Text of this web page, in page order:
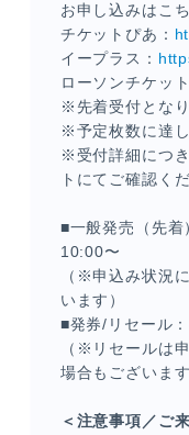
お申し込みはこ
チケットぴあ：
イープラス：
ローソンチケット
※先着受付となり
※予定枚数に達
※受付詳細につ
トにてご確認く
■一般発売（先着
10:00〜
（※申込み状況
います）
■発券/リセール
（※リセールは
場合もございます
＜注意事項／ご